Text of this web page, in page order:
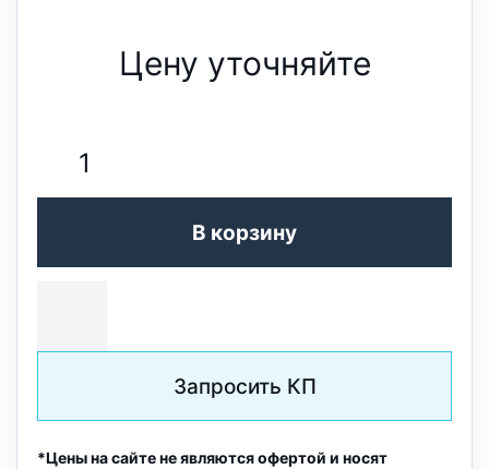
Цену уточняйте
В корзину
Запросить КП
*Цены на сайте не являются офертой и носят